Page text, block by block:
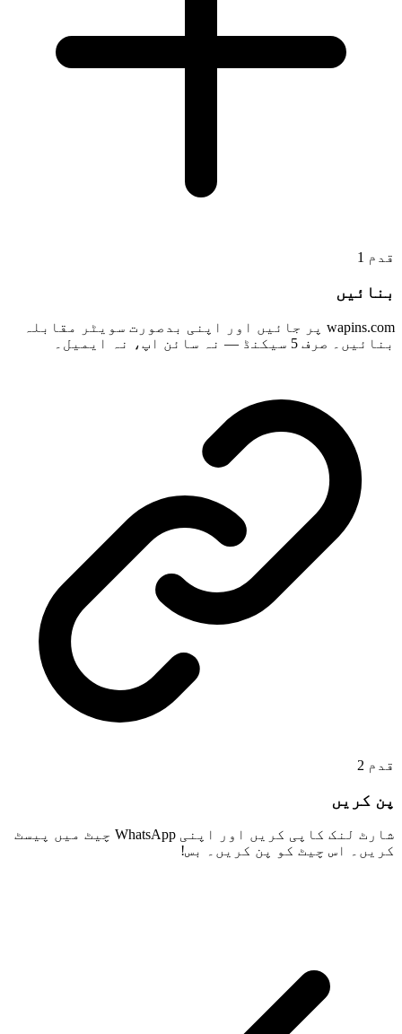
قدم 1
بنائیں
wapins.com پر جائیں اور اپنی بدصورت سویٹر مقابلہ
بنائیں۔ صرف 5 سیکنڈ — نہ سائن اپ، نہ ایمیل۔
قدم 2
پن کریں
شارٹ لنک کاپی کریں اور اپنی WhatsApp چیٹ میں پیسٹ
کریں۔ اس چیٹ کو پن کریں۔ بس!